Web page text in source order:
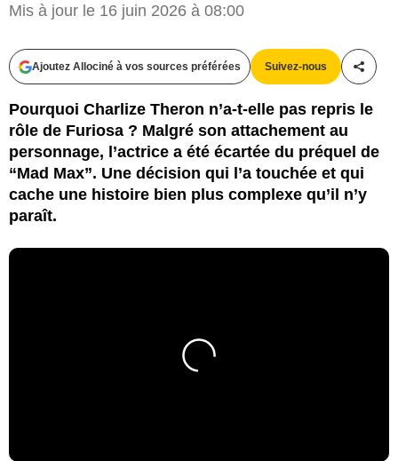
Mis à jour le 16 juin 2026 à 08:00
Ajoutez Allociné à vos sources préférées Suivez-nous
Pourquoi Charlize Theron n’a-t-elle pas repris le
rôle de Furiosa ? Malgré son attachement au
personnage, l’actrice a été écartée du préquel de
“Mad Max”. Une décision qui l’a touchée et qui
cache une histoire bien plus complexe qu’il n’y
paraît.